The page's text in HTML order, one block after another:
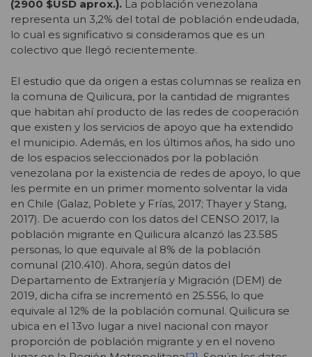
(2900 $USD aprox.). La población venezolana
representa un 3,2% del total de población endeudada,
lo cual es significativo si consideramos que es un
colectivo que llegó recientemente.
El estudio que da origen a estas columnas se realiza en
la comuna de Quilicura, por la cantidad de migrantes
que habitan ahí producto de las redes de cooperación
que existen y los servicios de apoyo que ha extendido
el municipio. Además, en los últimos años, ha sido uno
de los espacios seleccionados por la población
venezolana por la existencia de redes de apoyo, lo que
les permite en un primer momento solventar la vida
en Chile (Galaz, Poblete y Frías, 2017; Thayer y Stang,
2017). De acuerdo con los datos del CENSO 2017, la
población migrante en Quilicura alcanzó las 23.585
personas, lo que equivale al 8% de la población
comunal (210.410). Ahora, según datos del
Departamento de Extranjería y Migración (DEM) de
2019, dicha cifra se incrementó en 25.556, lo que
equivale al 12% de la población comunal. Quilicura se
ubica en el 13vo lugar a nivel nacional con mayor
proporción de población migrante y en el noveno